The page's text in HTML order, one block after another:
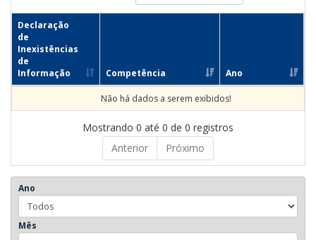
Declaração
de
Inexistências
de
Informação
Competência Ano
Não há dados a serem exibidos!
Mostrando 0 até 0 de 0 registros
Anterior
Próximo
Ano
Mês